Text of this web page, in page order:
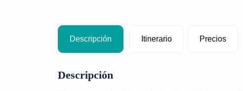
Descripción Itinerario Precios
Descripción